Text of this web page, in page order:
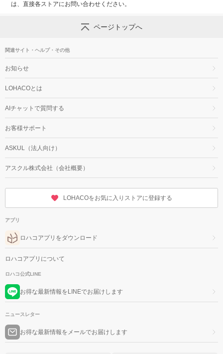
は、直接各ストアにお問い合わせください。
ページトップへ
関連サイト・ヘルプ・その他
お知らせ
LOHACOとは
AIチャットで質問する
お客様サポート
ASKUL（法人向け）
アスクル株式会社（会社概要）
LOHACOをお気に入りストアに登録する
アプリ
ロハコアプリをダウンロード
ロハコアプリについて
ロハコ公式LINE
お得な最新情報をLINEでお届けします
ニュースレター
お得な最新情報をメールでお届けします